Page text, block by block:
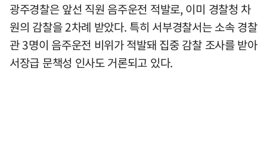
광주경찰은 앞선 직원 음주운전 적발로, 이미 경찰청 차
원의 감찰을 2차례 받았다. 특히 서부경찰서는 소속 경찰
관 3명이 음주운전 비위가 적발돼 집중 감찰 조사를 받아
서장급 문책성 인사도 거론되고 있다.